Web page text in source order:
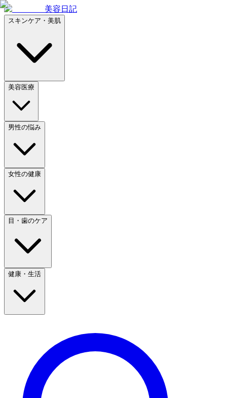
美容日記
スキンケア・美肌
美容医療
男性の悩み
女性の健康
目・歯のケア
健康・生活